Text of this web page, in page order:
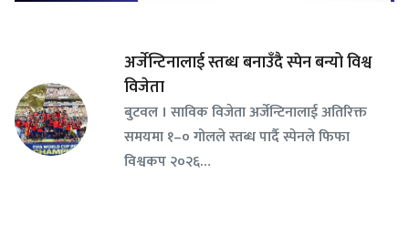
अर्जेन्टिनालाई स्तब्ध बनाउँदै स्पेन बन्यो विश्व
विजेता
बुटवल । साविक विजेता अर्जेन्टिनालाई अतिरिक्त
समयमा १–० गोलले स्तब्ध पार्दै स्पेनले फिफा
विश्वकप २०२६…